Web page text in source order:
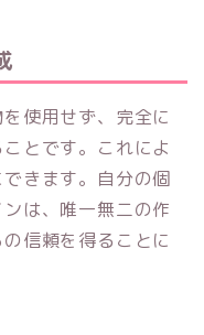
使用せず、完全に
とです。これによ
きます。自分の個
は、唯一無二の作
信頼を得ることに